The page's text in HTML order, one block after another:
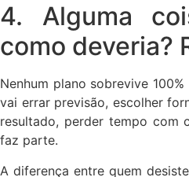
4. Alguma
como deveria?
Nenhum plano sobrevive
vai errar previsão, escolher
resultado, perder tempo com
faz parte.
A diferença entre quem